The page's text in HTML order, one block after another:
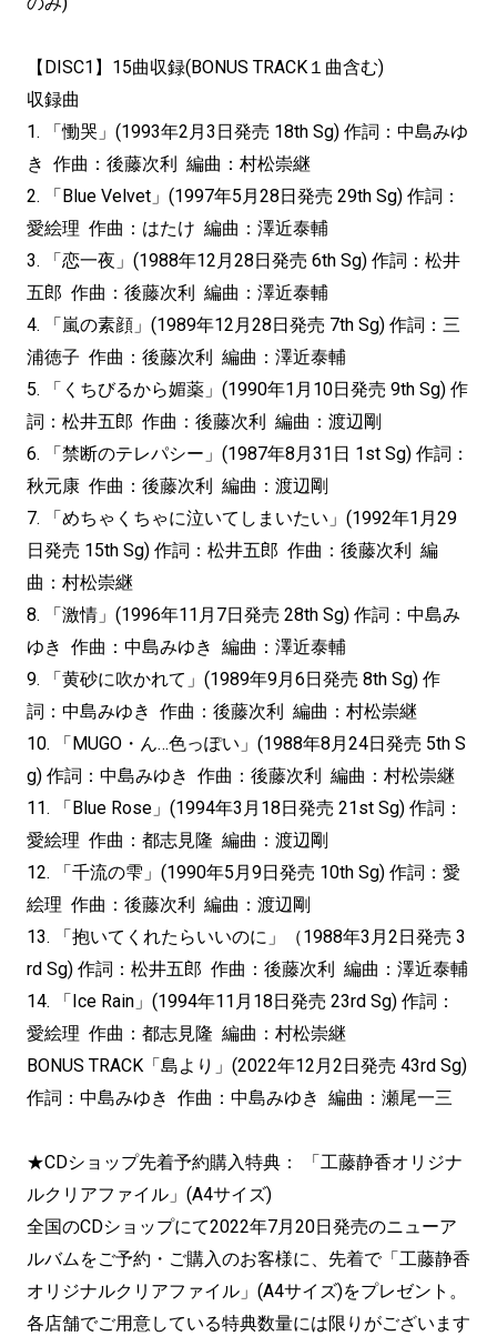
【DISC1】15曲収録(BONUS TRACK１曲含む)
収録曲
1. 「慟哭」(1993年2月3日発売 18th Sg) 作詞：中島みゆ
き 作曲：後藤次利 編曲：村松崇継
2. 「Blue Velvet」(1997年5月28日発売 29th Sg) 作詞：
愛絵理 作曲：はたけ 編曲：澤近泰輔
3. 「恋一夜」(1988年12月28日発売 6th Sg) 作詞：松井
五郎 作曲：後藤次利 編曲：澤近泰輔
4. 「嵐の素顔」(1989年12月28日発売 7th Sg) 作詞：三
浦徳子 作曲：後藤次利 編曲：澤近泰輔
5. 「くちびるから媚薬」(1990年1月10日発売 9th Sg) 作
詞：松井五郎 作曲：後藤次利 編曲：渡辺剛
6. 「禁断のテレパシー」(1987年8月31日 1st Sg) 作詞：
秋元康 作曲：後藤次利 編曲：渡辺剛
7. 「めちゃくちゃに泣いてしまいたい」(1992年1月29
日発売 15th Sg) 作詞：松井五郎 作曲：後藤次利 編
曲：村松崇継
8. 「激情」(1996年11月7日発売 28th Sg) 作詞：中島み
ゆき 作曲：中島みゆき 編曲：澤近泰輔
9. 「黄砂に吹かれて」(1989年9月6日発売 8th Sg) 作
詞：中島みゆき 作曲：後藤次利 編曲：村松崇継
10. 「MUGO・ん…色っぽい」(1988年8月24日発売 5th S
g) 作詞：中島みゆき 作曲：後藤次利 編曲：村松崇継
11. 「Blue Rose」(1994年3月18日発売 21st Sg) 作詞：
愛絵理 作曲：都志見隆 編曲：渡辺剛
12. 「千流の雫」(1990年5月9日発売 10th Sg) 作詞：愛
絵理 作曲：後藤次利 編曲：渡辺剛
13. 「抱いてくれたらいいのに」（1988年3月2日発売 3
rd Sg) 作詞：松井五郎 作曲：後藤次利 編曲：澤近泰輔
14. 「Ice Rain」(1994年11月18日発売 23rd Sg) 作詞：
愛絵理 作曲：都志見隆 編曲：村松崇継
BONUS TRACK「島より」(2022年12月2日発売 43rd Sg)
作詞：中島みゆき 作曲：中島みゆき 編曲：瀬尾一三
★CDショップ先着予約購入特典： 「工藤静香オリジナ
ルクリアファイル」(A4サイズ)
全国のCDショップにて2022年7月20日発売のニューア
ルバムをご予約・ご購入のお客様に、先着で「工藤静香
オリジナルクリアファイル」(A4サイズ)をプレゼント。
各店舗でご用意している特典数量には限りがございます